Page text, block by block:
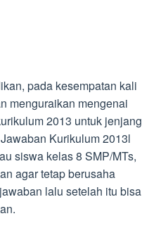
pada kesempatan kali
menguraikan mengenai
2013 untuk jenjang
Kurikulum 2013l
siswa kelas 8 SMP/MTs,
agar tetap berusaha
lalu setelah itu bisa